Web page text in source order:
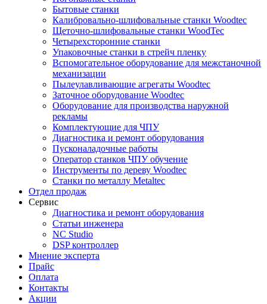
Бытовые станки
Калибровально-шлифовальные станки Woodtec
Щеточно-шлифовальные станки WoodTec
Четырехсторонние станки
Упаковочные станки в стрейч пленку
Вспомогательное оборудование для межстаночной
механизации
Пылеулавливающие агрегаты Woodtec
Заточное оборудование Woodtec
Оборудование для производства наружной
рекламы
Комплектующие для ЧПУ
Диагностика и ремонт оборудования
Пусконаладочные работы
Оператор станков ЧПУ обучение
Инструменты по дереву Woodtec
Станки по металлу Metaltec
Отдел продаж
Сервис
Диагностика и ремонт оборудования
Статьи инженера
NC Studio
DSP контроллер
Мнение эксперта
Прайс
Оплата
Контакты
Акции